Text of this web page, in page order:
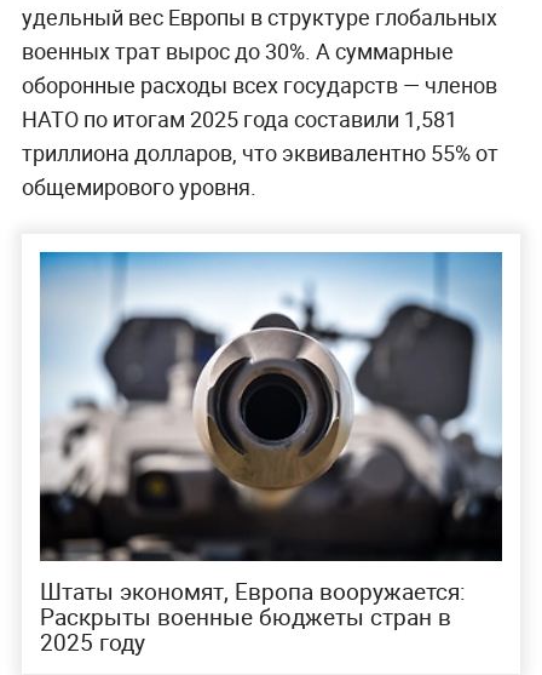
удельный вес Европы в структуре глобальных
военных трат вырос до 30%. А суммарные
оборонные расходы всех государств — членов
НАТО по итогам 2025 года составили 1,581
триллиона долларов, что эквивалентно 55% от
общемирового уровня.
Штаты экономят, Европа вооружается:
Раскрыты военные бюджеты стран в
2025 году